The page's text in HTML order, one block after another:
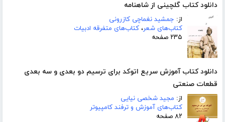
دانلود کتاب گلچینی از شاهنامه
از: جمشید نغماچی کازرونی
کتاب‌های شعر، کتاب‌های متفرقه ادبیات
۲۳۵ صفحه
دانلود کتاب آموزش سریع اتوکد برای ترسیم دو بعدی و سه بعدی
قطعات صنعتی
از: مجید شخصی نیایی
کتاب‌های آموزش و ترفند کامپیوتر
۸۲ صفحه